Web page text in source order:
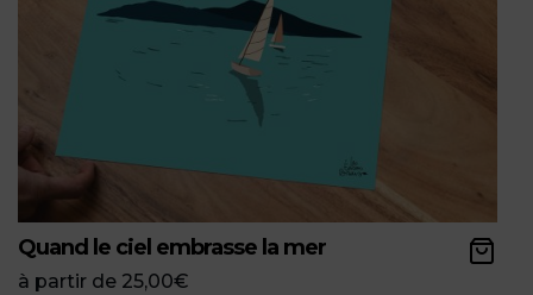
Quand le ciel embrasse la mer
à partir de 25,00€